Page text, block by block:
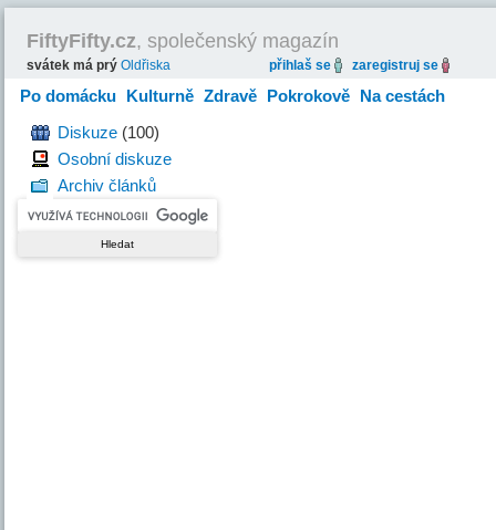
FiftyFifty.cz, společenský magazín
svátek má prýOldřiska přihlaš se zaregistruj se
Po domácku Kulturně Zdravě Pokrokově Na cestách
HravěDiskuze (100)
Osobní diskuze
Archiv článků